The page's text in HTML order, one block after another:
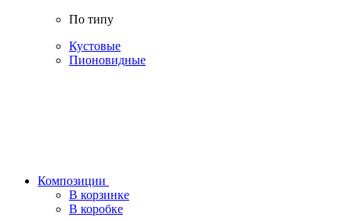
По типу
Кустовые
Пионовидные
Композиции
В корзинке
В коробке